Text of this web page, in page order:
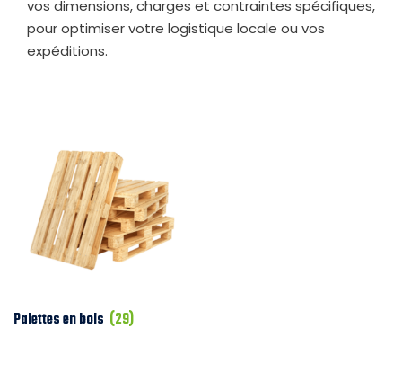
vos dimensions, charges et contraintes spécifiques,
pour optimiser votre logistique locale ou vos
expéditions.
Palettes en bois (29)